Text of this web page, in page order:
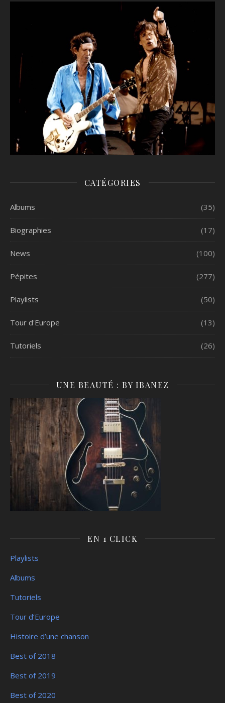
CATÉGORIES
Albums (35)
Biographies (17)
News (100)
Pépites (277)
Playlists (50)
Tour d'Europe (13)
Tutoriels (26)
UNE BEAUTÉ : BY IBANEZ
EN 1 CLICK
Playlists
Albums
Tutoriels
Tour d’Europe
Histoire d’une chanson
Best of 2018
Best of 2019
Best of 2020